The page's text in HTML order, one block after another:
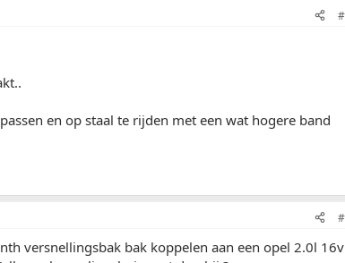
en op staal te rijden met een wat hogere band
versnellingsbak bak koppelen aan een opel 2.0l 16v